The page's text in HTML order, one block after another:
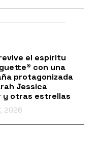
revive el espíritu
con una
protagonizada
Jessica
y otras estrellas
2026